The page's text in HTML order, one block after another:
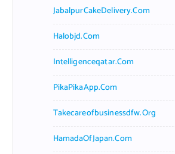
JabalpurCakeDelivery.com
Halobjd.com
Intelligenceqatar.com
PikaPikaApp.com
Takecareofbusinessdfw.org
HamadaOfJapan.com